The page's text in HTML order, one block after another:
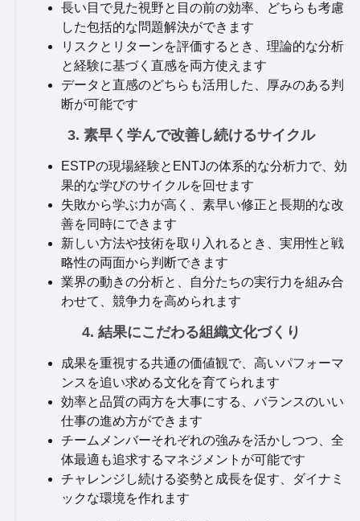
長い目で見た視野と目の前の効率、どちらも考慮
した包括的な問題解決ができます
リスクとリターンを評価するとき、理論的な分析
と経験に基づく直感を両方使えます
データと直感のどちらも活用した、厚みのある判
断が可能です
3. 素早く学んで改善し続けるサイクル
ESTPの現場経験とENTJの体系的な分析力で、効
果的な学びのサイクルを回せます
失敗から学ぶ力が高く、素早い修正と長期的な改
善を同時にできます
新しい方法や技術を取り入れるとき、実用性と戦
略性の両面から判断できます
業界の動きの分析と、自分たちの実行力を組み合
わせて、競争力を高められます
4. 結果にこだわる組織文化づくり
成果を重視する共通の価値観で、高いパフォーマ
ンスを追い求める文化を育てられます
効率と品質の両方を大事にする、バランスのいい
仕事の進め方ができます
チームメンバーそれぞれの強みを活かしつつ、全
体最適も追求するマネジメントが可能です
チャレンジし続ける姿勢と成長を促す、ダイナミ
ックな環境を作れます